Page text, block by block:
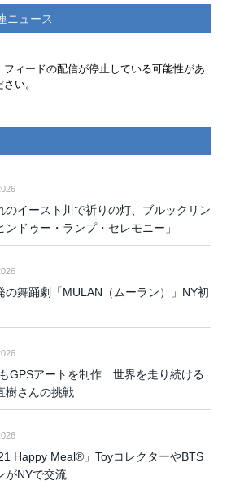
ニュース
ィードの配信が停止している可能性があ
い。
のイースト川で祈りの灯、ブルックリン
ンドゥー・ランプ・セレモニー」
の舞踊劇「MULAN（ムーラン）」NY初
GPSアートを制作 世界を走り続ける
樹さんの挑戦
Happy Meal®」ToyコレクターやBTS
がNYで交流